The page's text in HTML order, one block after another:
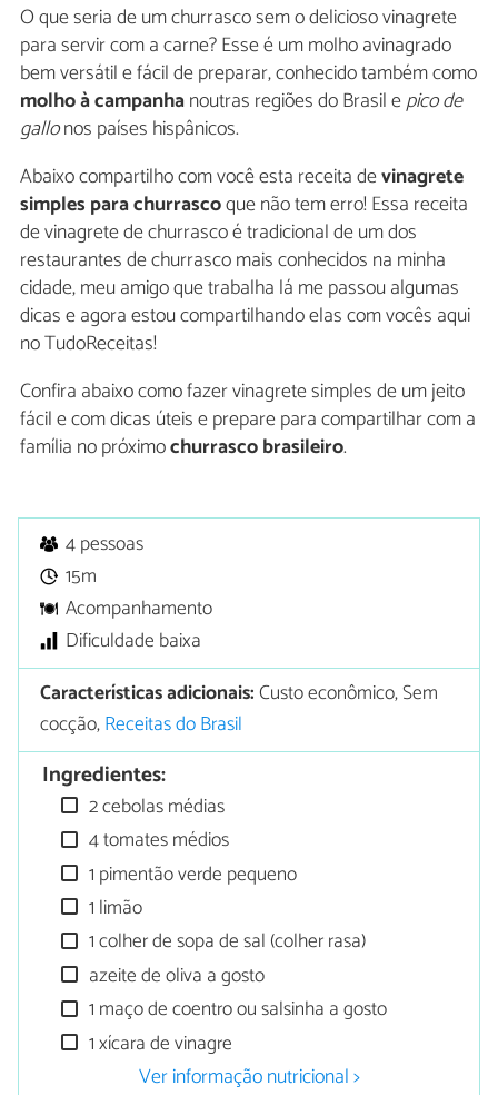
O que seria de um churrasco sem o delicioso vinagrete
para servir com a carne? Esse é um molho avinagrado
bem versátil e fácil de preparar, conhecido também como
molho à campanhanoutras regiões do Brasil epico de
gallonos países hispânicos.
Abaixo compartilho com você esta receita devinagrete
simples para churrascoque não tem erro! Essa receita
de vinagrete de churrasco é tradicional de um dos
restaurantes de churrasco mais conhecidos na minha
cidade, meu amigo que trabalha lá me passou algumas
dicas e agora estou compartilhando elas com vocês aqui
no TudoReceitas!
Confira abaixo como fazer vinagrete simples de um jeito
fácil e com dicas úteis e prepare para compartilhar com a
família no próximochurrasco brasileiro.
4 pessoas
15m
Acompanhamento
Dificuldade baixa
Características adicionais:Custo econômico, Sem
cocção,Receitas do Brasil
Ingredientes:
2 cebolas médias
4 tomates médios
1 pimentão verde pequeno
1 limão
1 colher de sopa de sal (colher rasa)
azeite de oliva a gosto
1 maço de coentro ou salsinha a gosto
1 xícara de vinagre
Ver informação nutricional >